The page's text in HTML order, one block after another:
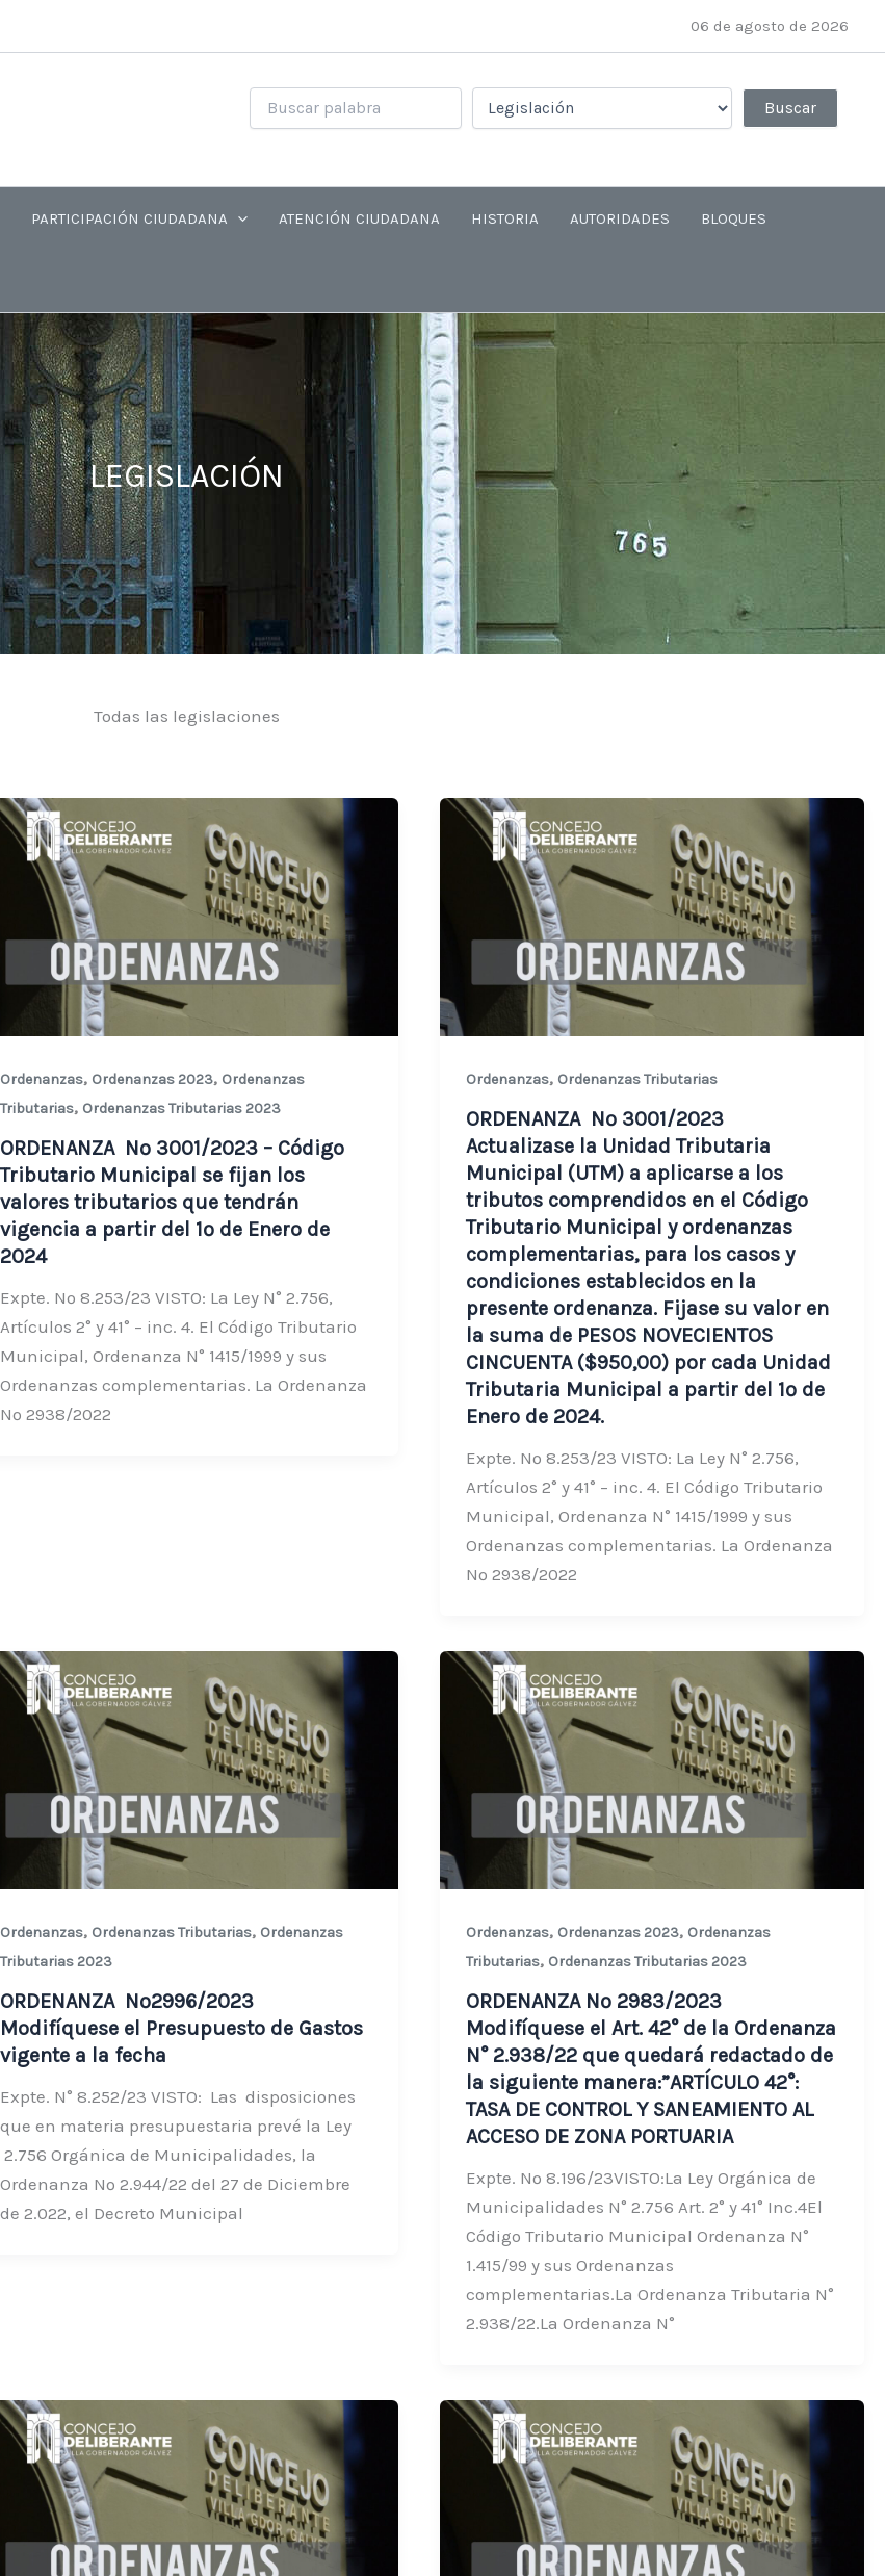
06 de agosto de 2026
PARTICIPACIÓN CIUDADANA ATENCIÓN CIUDADANA HISTORIA AUTORIDADES BLOQUES
LEGISLACIÓN
Todas las legislaciones
Ordenanzas, Ordenanzas 2023, Ordenanzas
Tributarias, Ordenanzas Tributarias 2023
ORDENANZA Nº 3001/2023 – Código
Tributario Municipal se fijan los
valores tributarios que tendrán
vigencia a partir del 1º de Enero de
2024
Expte. Nº 8.253/23 VISTO: La Ley N° 2.756,
Artículos 2° y 41° – inc. 4. El Código Tributario
Municipal, Ordenanza N° 1415/1999 y sus
Ordenanzas complementarias. La Ordenanza
Nº 2938/2022
Ordenanzas, Ordenanzas Tributarias
ORDENANZA Nº 3001/2023
Actualizase la Unidad Tributaria
Municipal (UTM) a aplicarse a los
tributos comprendidos en el Código
Tributario Municipal y ordenanzas
complementarias, para los casos y
condiciones establecidos en la
presente ordenanza. Fijase su valor en
la suma de PESOS NOVECIENTOS
CINCUENTA ($950,00) por cada Unidad
Tributaria Municipal a partir del 1º de
Enero de 2024.
Expte. Nº 8.253/23 VISTO: La Ley N° 2.756,
Artículos 2° y 41° – inc. 4. El Código Tributario
Municipal, Ordenanza N° 1415/1999 y sus
Ordenanzas complementarias. La Ordenanza
Nº 2938/2022
Ordenanzas, Ordenanzas Tributarias, Ordenanzas
Tributarias 2023
ORDENANZA Nº2996/2023
Modifíquese el Presupuesto de Gastos
vigente a la fecha
Expte. N° 8.252/23 VISTO: Las disposiciones
que en materia presupuestaria prevé la Ley
2.756 Orgánica de Municipalidades, la
Ordenanza Nº 2.944/22 del 27 de Diciembre
de 2.022, el Decreto Municipal
Ordenanzas, Ordenanzas 2023, Ordenanzas
Tributarias, Ordenanzas Tributarias 2023
ORDENANZA Nº 2983/2023
Modifíquese el Art. 42° de la Ordenanza
N° 2.938/22 que quedará redactado de
la siguiente manera:”ARTÍCULO 42°:
TASA DE CONTROL Y SANEAMIENTO AL
ACCESO DE ZONA PORTUARIA
Expte. Nº 8.196/23VISTO:La Ley Orgánica de
Municipalidades N° 2.756 Art. 2° y 41° Inc.4El
Código Tributario Municipal Ordenanza N°
1.415/99 y sus Ordenanzas
complementarias.La Ordenanza Tributaria N°
2.938/22.La Ordenanza N°